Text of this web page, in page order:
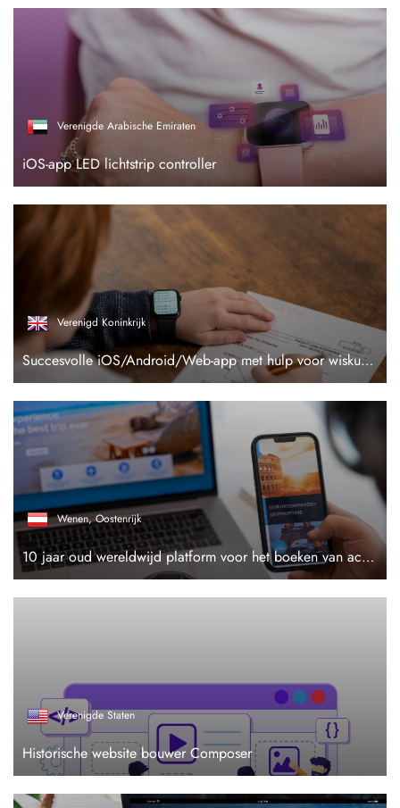
Verenigde Arabische Emiraten
iOS-app LED lichtstrip controller
Verenigd Koninkrijk
Succesvolle iOS/Android/Web-app met hulp voor wiskundeoplossingen & chatten met experts
Wenen, Oostenrijk
10 jaar oud wereldwijd platform voor het boeken van accommodaties
Verenigde Staten
Historische website bouwer Composer